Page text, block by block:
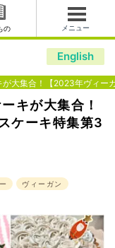
の メニュー
English
大集合！【2023年ヴィー
キが大集合！
ケーキ特集第3
ヴィーガン